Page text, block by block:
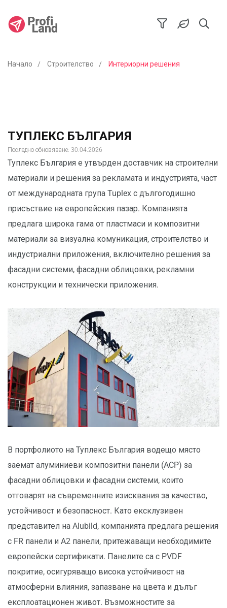
Начало Строителство Интериорни решения
ТУПЛЕКС БЪЛГАРИЯ
Последно обновяване: 30.04.2026
Туплекс България е утвърден доставчик на строителни
материали и решения за рекламата и индустрията, част
от международната група Tuplex с дългогодишно
присъствие на европейския пазар. Компанията
предлага широка гама от пластмаси и композитни
материали за визуална комуникация, строителство и
индустриални приложения, включително решения за
фасадни системи, фасадни облицовки, рекламни
конструкции и технически приложения.
В портфолиото на Туплекс България водещо място
заемат алуминиеви композитни панели (ACP) за
фасадни облицовки и фасадни системи, които
отговарят на съвременните изисквания за качество,
устойчивост и безопасност. Като ексклузивен
представител на Alubild, компанията предлага решения
с FR панели и A2 панели, притежаващи необходимите
европейски сертификати. Панелите са с PVDF
покритие, осигуряващо висока устойчивост на
атмосферни влияния, запазване на цвета и дълъг
експлоатационен живот. Възможностите за